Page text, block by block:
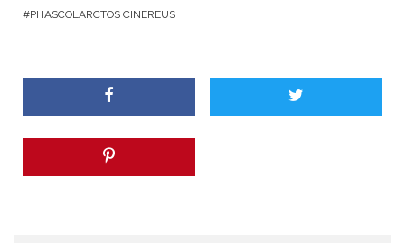
PHASCOLARCTOS CINEREUS